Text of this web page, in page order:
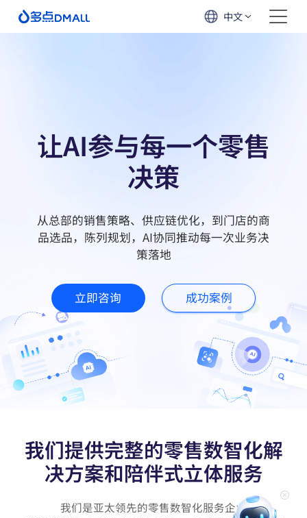
中文
让AI参与每一个零售
决策
从总部的销售策略、供应链优化，到门店的商
品选品，陈列规划，AI协同推动每一次业务决
策落地
立即咨询 成功案例
我们提供完整的零售数智化解
决方案和陪伴式立体服务
我们是亚太领先的零售数智化服务企业